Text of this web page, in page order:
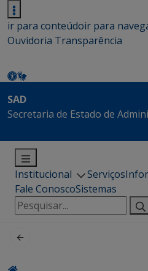
ir para conteúdoir para
Ouvidoria Transparência
SAD
Secretaria de Estado de
Institucional Serviços
Fale ConoscoSistemas
Pesquisar
por: